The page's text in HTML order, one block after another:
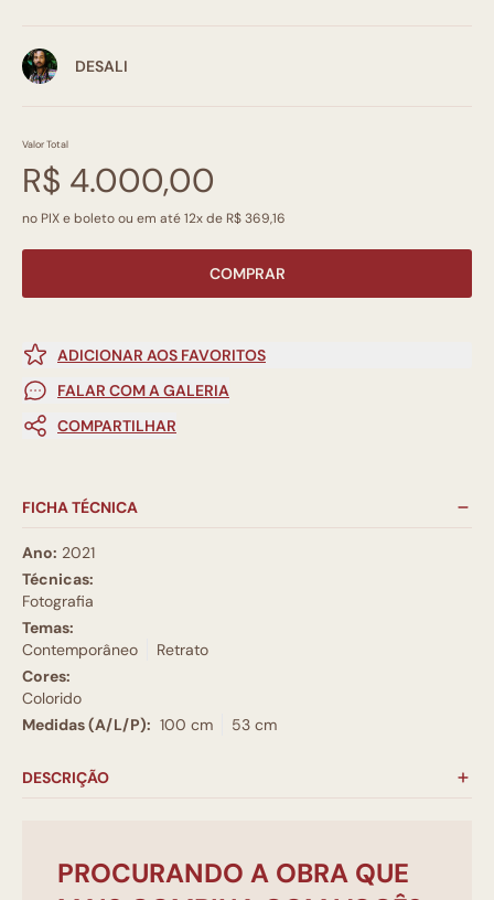
DESALI
Valor Total
R$ 4.000,00
no PIX e boleto ou em até 12x de R$ 369,16
COMPRAR
ADICIONAR AOS FAVORITOS
FALAR COM A GALERIA
COMPARTILHAR
FICHA TÉCNICA
Ano: 2021
Técnicas:
Fotografia
Temas:
Contemporâneo
Retrato
Cores:
Colorido
Medidas (A/L/P): 100 cm 53 cm
DESCRIÇÃO
PROCURANDO A OBRA QUE